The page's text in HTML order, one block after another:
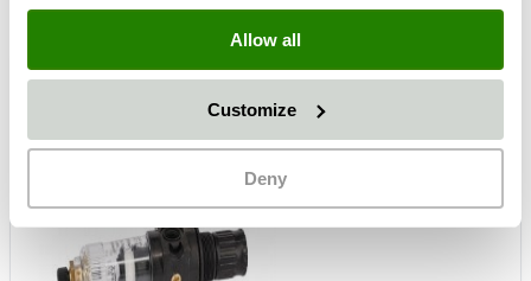
Allow all
Customize
Deny
Häufig zusammen gekauft